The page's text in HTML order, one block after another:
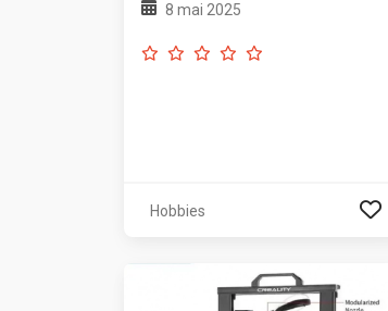
8 mai 2025
Hobbies